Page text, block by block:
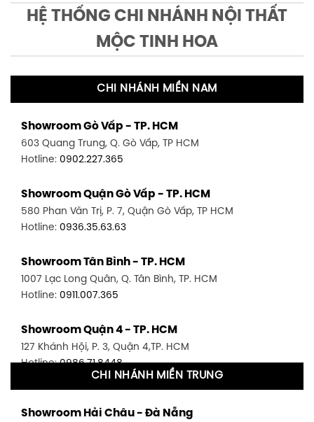
HỆ THỐNG CHI NHÁNH NỘI THẤT
MỘC TINH HOA
CHI NHÁNH MIỀN NAM
Showroom Gò Vấp - TP. HCM
603 Quang Trung, Q. Gò Vấp, TP HCM
Hotline: 0902.227.365
Showroom Quận Gò Vấp - TP. HCM
580 Phan Văn Trị, P. 7, Quận Gò Vấp, TP HCM
Hotline: 0936.35.63.63
Showroom Tân Bình - TP. HCM
1007 Lạc Long Quân, Q. Tân Bình, TP. HCM
Hotline: 0911.007.365
Showroom Quận 4 - TP. HCM
127 Khánh Hội, P. 3, Quận 4,TP. HCM
Hotline:0986.71.8448
1411 Đường 3/2, P. 16, Quận 11, TP. HCM
CHI NHÁNH MIỀN TRUNG
Showroom Hải Châu - Đà Nẵng